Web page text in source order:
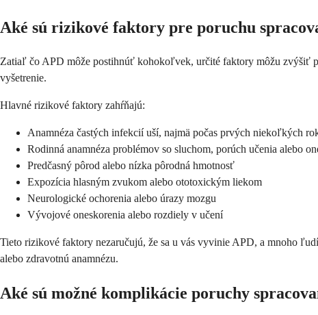
Aké sú rizikové faktory pre poruchu
Zatiaľ čo APD môže postihnúť kohokoľvek, určité faktory môžu zvýšiť
vyšetrenie.
Hlavné rizikové faktory zahŕňajú:
Anamnéza častých infekcií uší, najmä počas prvých niekoľkých
Rodinná anamnéza problémov so sluchom, porúch učenia alebo
Predčasný pôrod alebo nízka pôrodná hmotnosť
Expozícia hlasným zvukom alebo ototoxickým liekom
Neurologické ochorenia alebo úrazy mozgu
Vývojové oneskorenia alebo rozdiely v učení
Tieto rizikové faktory nezaručujú, že sa u vás vyvinie APD, a mnoho
alebo zdravotnú anamnézu.
Aké sú možné komplikácie poruchy